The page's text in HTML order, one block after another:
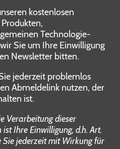
kostenlosen
Technologie-
Sie um Ihre Einwilligung
Newsletter bitten.
jederzeit problemlos
Abmeldelink nutzen, der
ist.
Verarbeitung dieser
Ihre Einwilligung, d.h. Art.
Sie jederzeit mit Wirkung für